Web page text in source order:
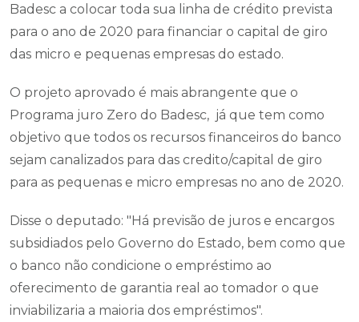
Badesc a colocar toda sua linha de crédito prevista
para o ano de 2020 para financiar o capital de giro
das micro e pequenas empresas do estado.
O projeto aprovado é mais abrangente que o
Programa juro Zero do Badesc, já que tem como
objetivo que todos os recursos financeiros do banco
sejam canalizados para das credito/capital de giro
para as pequenas e micro empresas no ano de 2020.
Disse o deputado: "Há previsão de juros e encargos
subsidiados pelo Governo do Estado, bem como que
o banco não condicione o empréstimo ao
oferecimento de garantia real ao tomador o que
inviabilizaria a maioria dos empréstimos".